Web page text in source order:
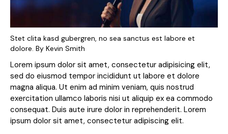
Stet clita kasd gubergren, no sea sanctus est labore et
dolore. By Kevin Smith
Lorem ipsum dolor sit amet, consectetur adipisicing elit,
sed do eiusmod tempor incididunt ut labore et dolore
magna aliqua. Ut enim ad minim veniam, quis nostrud
exercitation ullamco laboris nisi ut aliquip ex ea commodo
consequat. Duis aute irure dolor in reprehenderit. Lorem
ipsum dolor sit amet, consectetur adipiscing elit.